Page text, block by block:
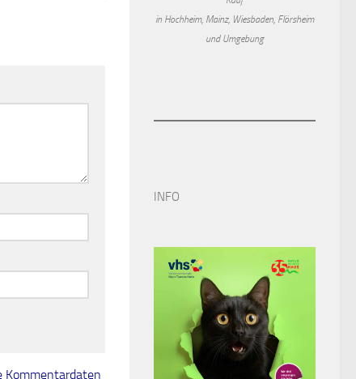
Kommentardaten
in Hochheim, Mainz, Wiesbaden, Flörsheim
und Umgebung
INFO